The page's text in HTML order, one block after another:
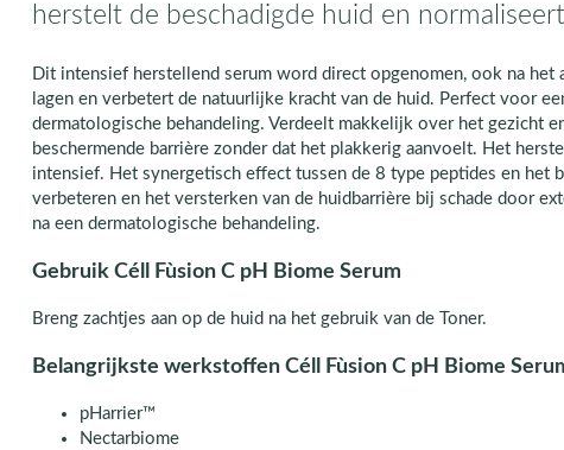
herstelt de beschadigde huid en
Dit intensief herstellend serum word direct opgenomen, ook na het
lagen en verbetert de natuurlijke kracht van de huid. Perfect voor
dermatologische behandeling. Verdeelt makkelijk over het gezicht
beschermende barrière zonder dat het plakkerig aanvoelt. Het
intensief. Het synergetisch effect tussen de 8 type peptides en het
verbeteren en het versterken van de huidbarrière bij schade door
na een dermatologische behandeling.
Gebruik Céll Fùsion C pH Biome Serum
Breng zachtjes aan op de huid na het gebruik van de Toner.
Belangrijkste werkstoffen Céll Fùsion C pH Biome
pHarrier™
Nectarbiome